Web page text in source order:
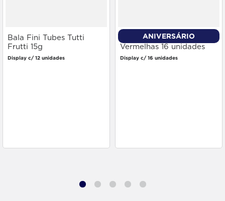
Bala Fini Tubes Tutti
Frutti 15g
Display c/ 12 unidades
ANIVERSÁRIO
Bala Mentos Frutas
Vermelhas 16 unidades
Display c/ 16 unidades